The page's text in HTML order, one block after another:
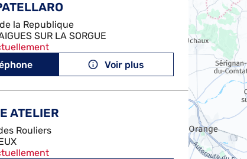
la Republique
SUR LA SORGUE
Voir plus
ATELIER
Rouliers